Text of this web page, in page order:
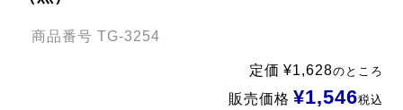
商品番号 TG-3254
定価 ¥1,628のところ
販売価格 ¥1,546税込